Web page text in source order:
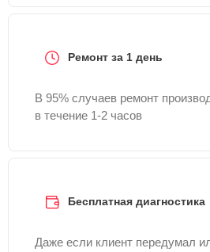
Ремонт за 1 день
В 95% случаев ремонт
в течение 1-2 часов
Бесплатная диагностика
Даже если клиент передумал